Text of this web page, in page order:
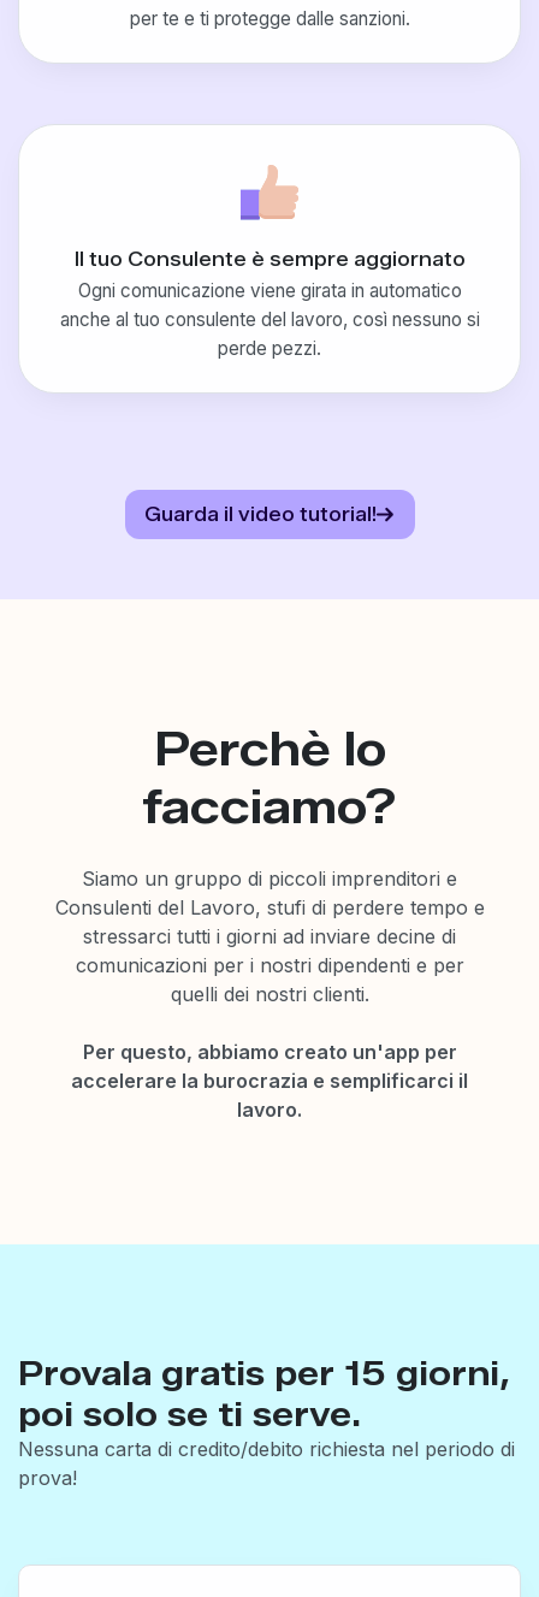
per te e ti protegge dalle sanzioni.
Il tuo Consulente è sempre aggiornato
Ogni comunicazione viene girata in automatico
anche al tuo consulente del lavoro, così nessuno si
perde pezzi.
Guarda il video tutorial!
Perchè lo
facciamo?
Siamo un gruppo di piccoli imprenditori e
Consulenti del Lavoro, stufi di perdere tempo e
stressarci tutti i giorni ad inviare decine di
comunicazioni per i nostri dipendenti e per
quelli dei nostri clienti.
Per questo, abbiamo creato un'app per
accelerare la burocrazia e semplificarci il
lavoro.
Provala gratis per 15 giorni,
poi solo se ti serve.
Nessuna carta di credito/debito richiesta nel periodo di
prova!